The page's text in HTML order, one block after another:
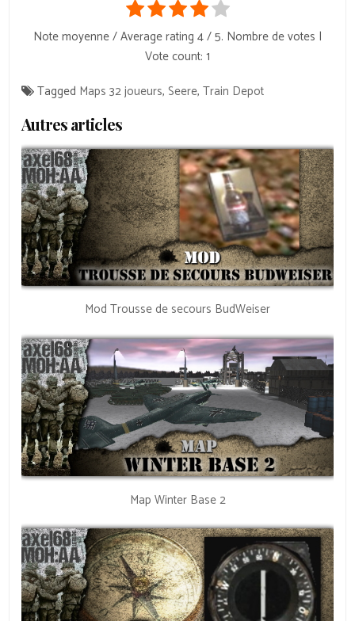
Note moyenne / Average rating 4/ 5. Nombre de votes |
Vote count: 1
Tagged Maps 32 joueurs, Seere,Train Depot
Autres articles
Mod Trousse de secours BudWeiser
Map Winter Base 2